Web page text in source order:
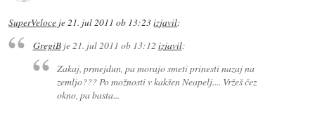
SuperVeloce je21. jul 2011 ob 13:23izjavil:
GregiBje21. jul 2011 ob 13:12 izjavil:
Zakaj, prmejdun, pa morajo smeti prinesti nazaj na
zemljo??? Po možnosti v kakšen Neapelj.... Vržeš čez
okno, pa basta...